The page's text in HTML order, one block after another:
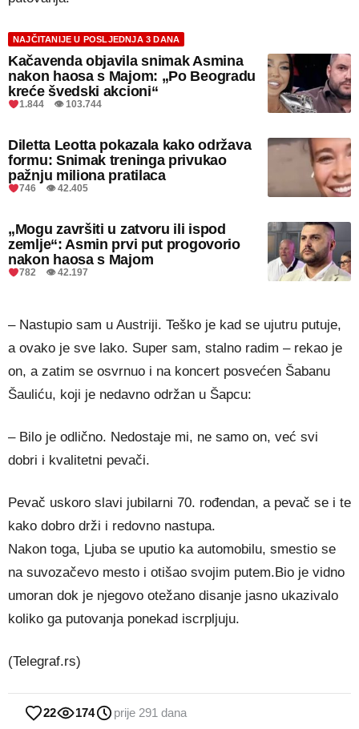
NAJČITANIJE U POSLJEDNJA 3 DANA
Kačavenda objavila snimak Asmina
nakon haosa s Majom: „Po Beogradu
kreće švedski akcioni“
1.844 👁 103.744
Diletta Leotta pokazala kako održava
formu: Snimak treninga privukao
pažnju miliona pratilaca
746 👁 42.405
„Mogu završiti u zatvoru ili ispod
zemlje“: Asmin prvi put progovorio
nakon haosa s Majom
782 👁 42.197
– Nastupio sam u Austriji. Teško je kad se ujutru putuje,
a ovako je sve lako. Super sam, stalno radim – rekao je
on, a zatim se osvrnuo i na koncert posvećen Šabanu
Šauliću, koji je nedavno održan u Šapcu:
– Bilo je odlično. Nedostaje mi, ne samo on, već svi
dobri i kvalitetni pevači.
Pevač uskoro slavi jubilarni 70. rođendan, a pevač se i te
kako dobro drži i redovno nastupa.
Nakon toga, Ljuba se uputio ka automobilu, smestio se
na suvozačevo mesto i otišao svojim putem.Bio je vidno
umoran dok je njegovo otežano disanje jasno ukazivalo
koliko ga putovanja ponekad iscrpljuju.
(Telegraf.rs)
22 174 prije 291 dana